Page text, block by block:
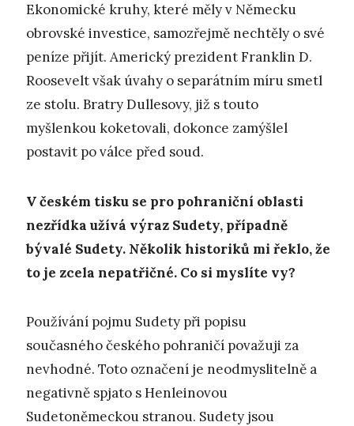
Ekonomické kruhy, které měly v Německu
obrovské investice, samozřejmě nechtěly o své
peníze přijít. Americký prezident Franklin D.
Roosevelt však úvahy o separátním míru smetl
ze stolu. Bratry Dullesovy, již s touto
myšlenkou koketovali, dokonce zamýšlel
postavit po válce před soud.
V českém tisku se pro pohraniční oblasti
nezřídka užívá výraz Sudety, případně
bývalé Sudety. Několik historiků mi řeklo, že
to je zcela nepatřičné. Co si myslíte vy?
Používání pojmu Sudety při popisu
současného českého pohraničí považuji za
nevhodné. Toto označení je neodmyslitelně a
negativně spjato s Henleinovou
Sudetoněmeckou stranou. Sudety jsou